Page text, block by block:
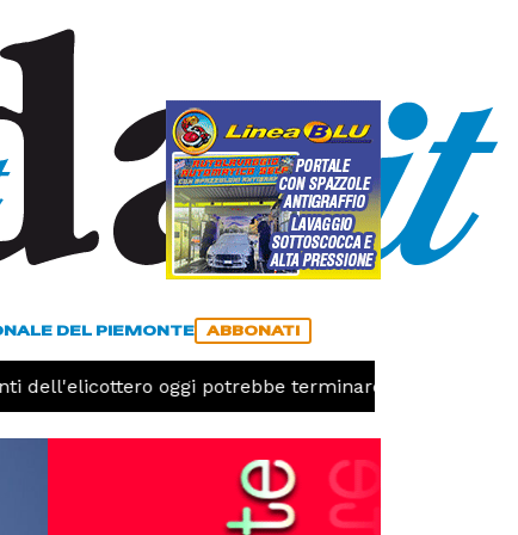
DEL PIEMONTE ABBONATI
oggi potrebbe terminare l'emergenza